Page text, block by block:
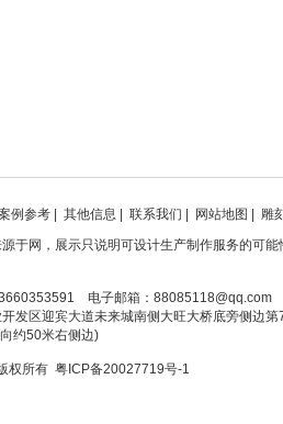
例参考| 其他信息 联系我们 网站地图
雕
于网，展示只说明可设计生产制作服务的可
电子邮箱：88085118@qq.com
发区迎宾大道未来城南侧大旺大桥底旁侧边第
约50米右侧边)
权所有 粤ICP备20027719号-1